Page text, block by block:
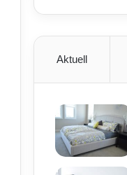
Aktuell